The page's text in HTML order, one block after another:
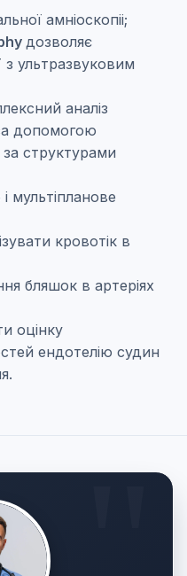
амніоскопіі;
дозволяє
ультразвуковим
аналіз
допомогою
структурами
мультіпланове
кровотік в
бляшок в артеріях
оцінку
ендотелію судин